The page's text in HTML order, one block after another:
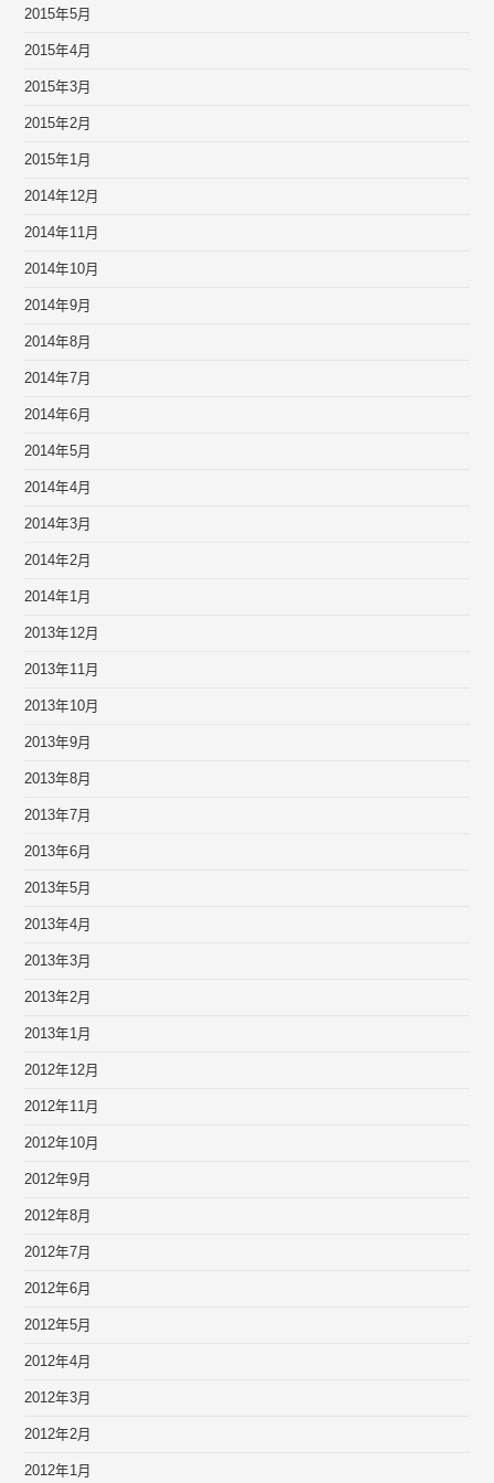
2015年5月
2015年4月
2015年3月
2015年2月
2015年1月
2014年12月
2014年11月
2014年10月
2014年9月
2014年8月
2014年7月
2014年6月
2014年5月
2014年4月
2014年3月
2014年2月
2014年1月
2013年12月
2013年11月
2013年10月
2013年9月
2013年8月
2013年7月
2013年6月
2013年5月
2013年4月
2013年3月
2013年2月
2013年1月
2012年12月
2012年11月
2012年10月
2012年9月
2012年8月
2012年7月
2012年6月
2012年5月
2012年4月
2012年3月
2012年2月
2012年1月